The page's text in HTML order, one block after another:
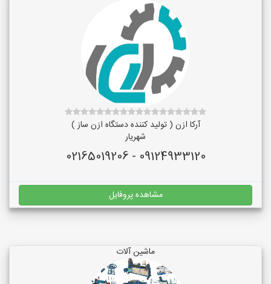
آرکا ازن ( تولید کننده دستگاه ازن ساز )
شهریار
09124933120 - 02165019206
مشاهده پروفایل
ماشین آلات